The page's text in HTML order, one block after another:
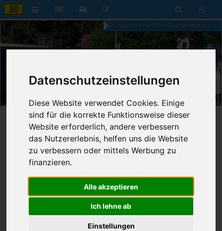
Datenschutzeinstellungen
Diese Website verwendet Cookies. Einige
sind für die korrekte Funktionsweise dieser
Website erforderlich, andere verbessern
das Nutzererlebnis, helfen uns die Website
zu verbessern oder mittels Werbung zu
finanzieren.
Alle akzeptieren
Ich lehne ab
Einstellungen
Bundesstrasse 30 in Oberschwaben
20:58
Startseite» B30 aktuell»Nachrichten
31.07.2025 - 17:51 Uhr
Franz Fischer
Nr. 9086
891
Unfall beim Abbiegen
Ravensburg
2 Fahrzeuge
18.000 Euro Sachschaden